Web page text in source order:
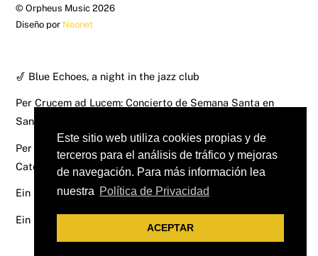
Este sitio web utiliza cookies propias y de
terceros para el análisis de tráfico y mejoras
de navegación. Para más información lea
nuestra Política de Privacidad
ACEPTAR
©Orpheus Music 2026
Diseño por Neonet
🎷 Blue Echoes, a night in the jazz club
Per Crucem ad Lucem: Concierto de Semana Santa en
Santomera
Per Crucem ad Lucem: Concierto de Semana Santa en la
Catedral de Murcia
Ein Deutsches Requiem – Brahms
Ein Deutsches Requiem – Brahms